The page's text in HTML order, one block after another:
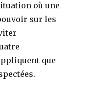
où une
sur les
que